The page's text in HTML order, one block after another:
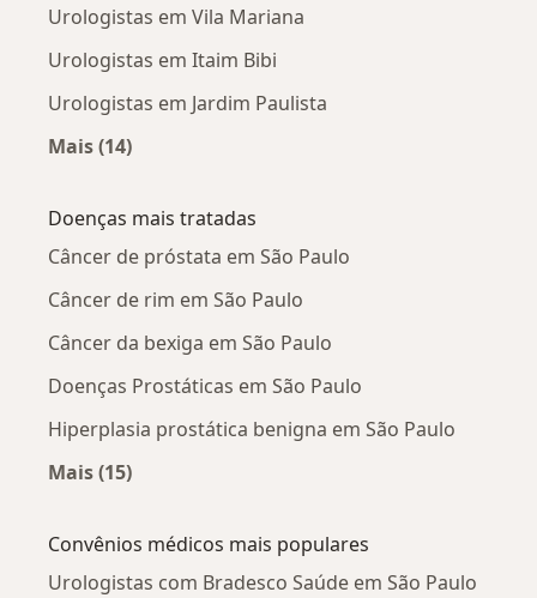
Urologistas em Vila Mariana
Urologistas em Itaim Bibi
Urologistas em Jardim Paulista
Mais (14)
Doenças mais tratadas
Câncer de próstata em São Paulo
Câncer de rim em São Paulo
Câncer da bexiga em São Paulo
Doenças Prostáticas em São Paulo
Hiperplasia prostática benigna em São Paulo
Mais (15)
Convênios médicos mais populares
Urologistas com Bradesco Saúde em São Paulo